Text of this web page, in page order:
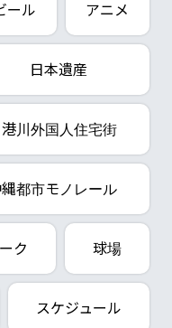
ール アニメ
日本遺産
川外国人住宅街
都市モノレール
ク 球場
スケジュール